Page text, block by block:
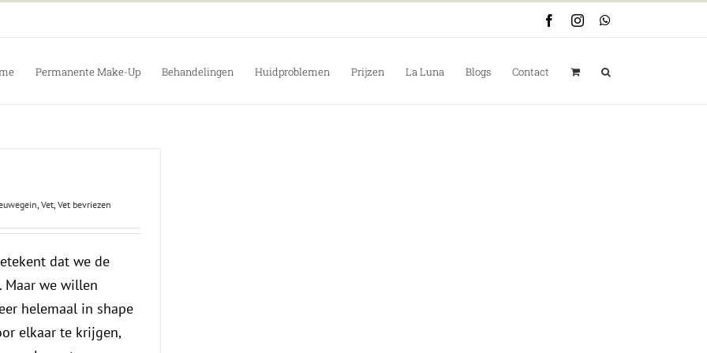
FacebookInstagramWhatsApp
Permanente Make-Up Behandelingen Huidproblemen Prijzen La Luna Blogs Contact
, Vet, Vet bevriezen
dat we de
we willen
helemaal in shape
elkaar te krijgen,